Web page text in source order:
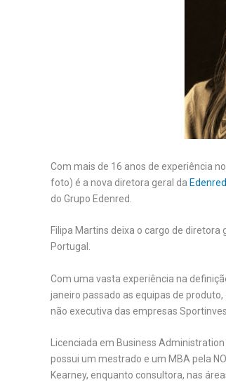
Com mais de 16 anos de experiência
foto) é a nova diretora geral da
do Grupo Edenred.
Filipa Martins deixa o cargo de diretora
Portugal.
Com uma vasta experiência na
janeiro passado as equipas de
não executiva das empresas
Licenciada em Business
possui um mestrado e um MBA pela
Kearney, enquanto consultora, nas